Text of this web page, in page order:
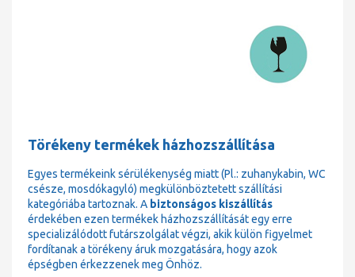
Törékeny termékek házhozszállítása
Egyes termékeink sérülékenység miatt (Pl.: zuhanykabin, WC
csésze, mosdókagyló) megkülönböztetett szállítási
kategóriába tartoznak. A biztonságos kiszállítás
érdekében ezen termékek házhozszállítását egy erre
specializálódott futárszolgálat végzi, akik külön figyelmet
fordítanak a törékeny áruk mozgatására, hogy azok
épségben érkezzenek meg Önhöz.